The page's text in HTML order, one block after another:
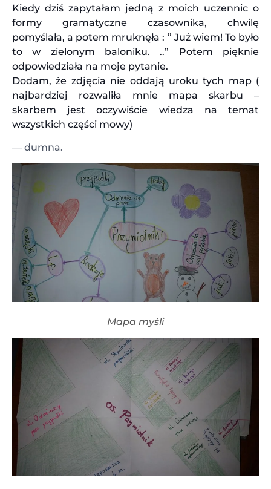
Kiedy dziś zapytałam jedną z moich uczennic o
formy gramatyczne czasownika, chwilę
pomyślała, a potem mruknęła : ” Już wiem! To było
to w zielonym baloniku. ..” Potem pięknie
odpowiedziała na moje pytanie.
Dodam, że zdjęcia nie oddają uroku tych map (
najbardziej rozwaliła mnie mapa skarbu –
skarbem jest oczywiście wiedza na temat
wszystkich części mowy)
— dumna.
Mapa myśli